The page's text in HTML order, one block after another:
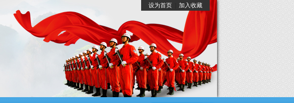
设为首页 加入收藏